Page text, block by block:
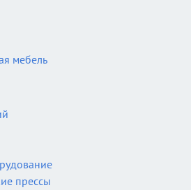
мебель
прессы